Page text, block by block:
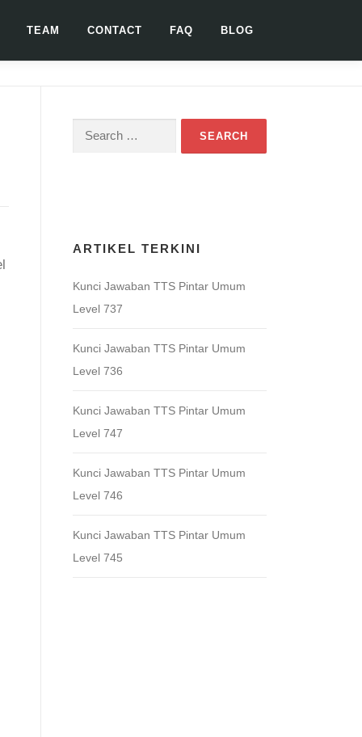
TEAM CONTACT FAQ BLOG
Search
ARTIKEL TERKINI
Kunci Jawaban TTS Pintar Umum
Level 737
Kunci Jawaban TTS Pintar Umum
Level 736
Kunci Jawaban TTS Pintar Umum
Level 747
Kunci Jawaban TTS Pintar Umum
Level 746
Kunci Jawaban TTS Pintar Umum
Level 745